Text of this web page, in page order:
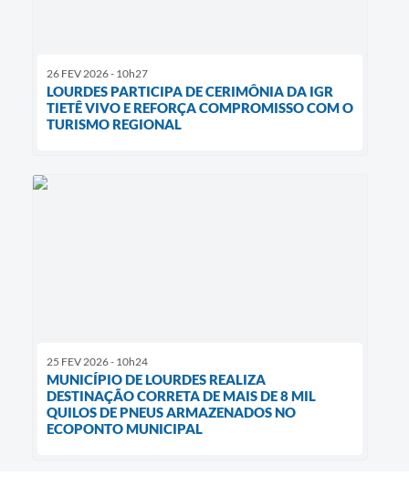
26 FEV 2026 - 10h27
LOURDES PARTICIPA DE CERIMÔNIA DA IGR
TIETÊ VIVO E REFORÇA COMPROMISSO COM O
TURISMO REGIONAL
25 FEV 2026 - 10h24
MUNICÍPIO DE LOURDES REALIZA
DESTINAÇÃO CORRETA DE MAIS DE 8 MIL
QUILOS DE PNEUS ARMAZENADOS NO
ECOPONTO MUNICIPAL